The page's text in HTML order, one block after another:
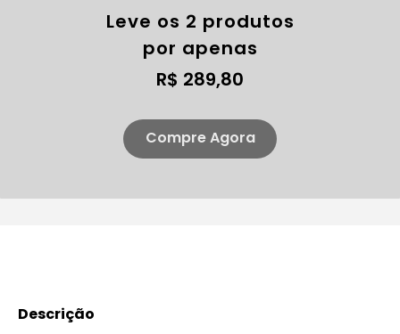
Leve os 2 produtos
por apenas
R$ 289,80
Compre Agora
Descrição